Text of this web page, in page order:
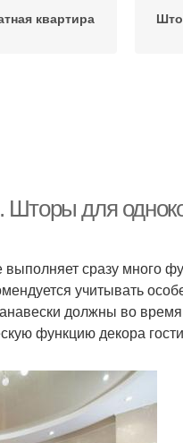
квартира
Шторы для
сразу много
учитывать
должны во
функцию декора